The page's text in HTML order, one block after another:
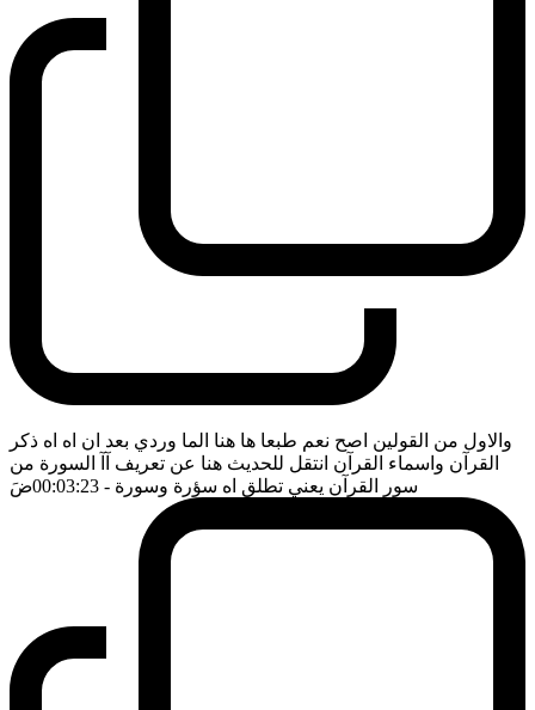
والاول من القولين اصح نعم طبعا ها هنا الما وردي بعد ان اه اه ذكر
القرآن واسماء القرآن انتقل للحديث هنا عن تعريف آآ السورة من
سور القرآن يعني تطلق اه سؤرة وسورة - 00:03:23 ضَ